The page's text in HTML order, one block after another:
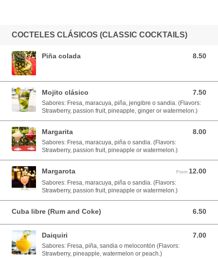
COCTELES CLÁSICOS (CLASSIC COCKTAILS)
Piña colada 8.50
8.50 USD
Mojito clásico 7.50
7.50 USD
Sabores: Fresa, maracuya, piña, jengibre o sandia. (Flavors:
Strawberry, passion fruit, pineapple, ginger or watermelon.)
Margarita 8.00
8.00 USD
Sabores: Fresa, maracuya, piña o sandia. (Flavors:
Strawberry, passion fruit, pineapple or watermelon.)
Margarota From 12.00
From 12.00 USD
Sabores: Fresa, maracuya, piña o sandia. (Flavors:
Strawberry, passion fruit, pineapple or watermelon.)
Cuba libre (Rum and Coke) 6.50
6.50 USD
Daiquiri 7.00
7.00 USD
Sabores: Fresa, piña, sandia o melocontón (Flavors:
Strawberry, pineapple, watermelon or peach.)